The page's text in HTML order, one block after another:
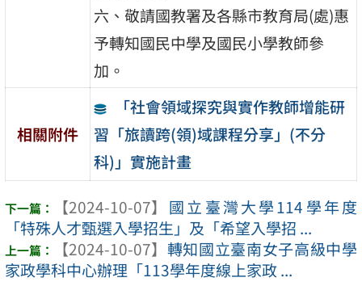
六、敬請國教署及各縣市教育局(處)惠
予轉知國民中學及國民小學教師參
加。
相關附件
「社會領域探究與實作教師增能研
習「旅讀跨(領)域課程分享」(不分
科)」實施計畫
【2024-10-07】 國立臺灣大學114學年度
「特殊人才甄選入學招生」及「希望入學招 ...
【2024-10-07】 轉知國立臺南女子高級中學
家政學科中心辦理「113學年度線上家政 ...